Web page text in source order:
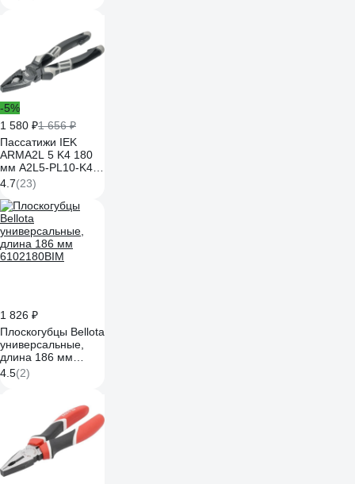
-5%
1 580 ₽1 656 ₽
Пассатижи IEK
ARMA2L 5 K4 180
мм A2L5-PL10-K4-
180
4.7(23)
1 826 ₽
Плоскогубцы Bellota
универсальные,
длина 186 мм
6102180BIM
4.5(2)